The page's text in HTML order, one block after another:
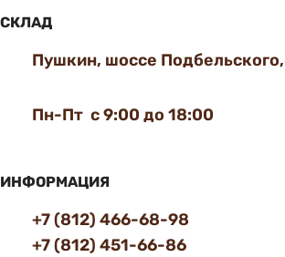
СКЛАД
Пушкин, шоссе
Пн-Пт с 9:00 до 18:00
ИНФОРМАЦИЯ
+7 (812) 466-68-98
+7 (812) 451-66-86